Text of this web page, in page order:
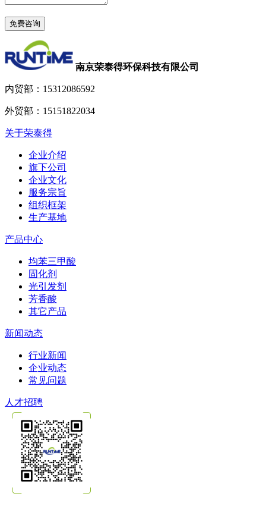
南京荣泰得环保科技有限公司
内贸部： 15312086592
外贸部： 15151822034
关于荣泰得
企业介绍
旗下公司
企业文化
服务宗旨
组织框架
生产基地
产品中心
均苯三甲酸
固化剂
光引发剂
芳香酸
其它产品
新闻动态
行业新闻
企业动态
常见问题
人才招聘